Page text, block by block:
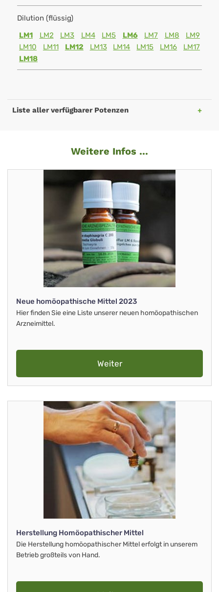
Dilution (flüssig)
LM1
LM2 LM3 LM4 LM5 LM6 LM7 LM8
LM9
LM10
LM11 LM12 LM13 LM14 LM15 LM16
LM17
LM18
Liste aller verfügbarer Potenzen
Weitere Infos ...
Neue homöopathische Mittel 2023
Hier finden Sie eine Liste unserer neuen homöopathischen
Arzneimittel.
Weiter
Herstellung Homöopathischer Mittel
Die Herstellung homöopathischer Mittel erfolgt in unserem
Betrieb großteils von Hand.